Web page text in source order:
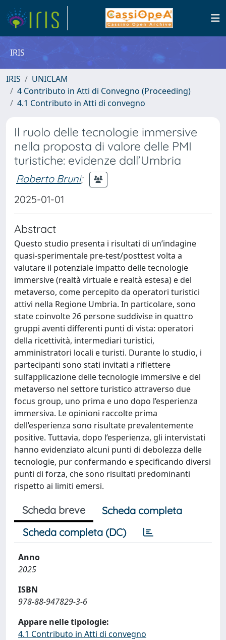
IRIS
IRIS
UNICLAM
4 Contributo in Atti di Convegno (Proceeding)
4.1 Contributo in Atti di convegno
Il ruolo delle tecnologie immersive
nella proposta di valore delle PMI
turistiche: evidenze dall’Umbria
Roberto Bruni;
2025-01-01
Abstract
Questo studio presenta i risultati di un’indagine
quasi-sperimentale pre-test/posttest volta a
valutare il potenziale impatto delle tecnologie
immersive (realtà virtuale e realtà estesa) e del
metaverso, come percepito da operatori turistici
attivi nella Regione Umbria. In particolare, sono
state coinvolte 26 persone suddivise in quattro
gruppi aventi differenti punti di vista: operatori
della ricettività, intermediari turistici,
amministratori locali e turisti. Durante lo studio, i
partecipanti sono stati invitati a riflettere
sull’applicazione delle tecnologie immersive e del
metaverso nel settore turistico attraverso due
focus group, uno prima e uno dopo l’esperienza
immersiva. Le opinioni raccolte prima
dell’esperienza sono risultate prevalentemente
positive. Tuttavia, dopo l’esperienza, gli intervistati
hanno evidenziato alcuni punti di debolezza delle
tecnologie, pur confermando e specificando diversi
punti di forza, che sono risultati predominanti
rispetto ai limiti emersi.
Scheda breve
Scheda completa
Scheda completa (DC)
Anno
2025
ISBN
978-88-947829-3-6
Appare nelle tipologie:
4.1 Contributo in Atti di convegno